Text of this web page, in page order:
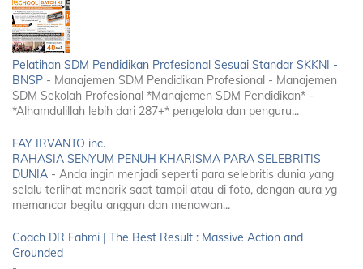
Pelatihan SDM Pendidikan Profesional Sesuai Standar SKKNI -
BNSP - Manajemen SDM Pendidikan Profesional - Manajemen
SDM Sekolah Profesional *Manajemen SDM Pendidikan* -
*Alhamdulillah lebih dari 287+* pengelola dan penguru...
FAY IRVANTO inc.
RAHASIA SENYUM PENUH KHARISMA PARA SELEBRITIS
DUNIA - Anda ingin menjadi seperti para selebritis dunia yang
selalu terlihat menarik saat tampil atau di foto, dengan aura yg
memancar begitu anggun dan menawan...
Coach DR Fahmi | The Best Result : Massive Action and
Grounded